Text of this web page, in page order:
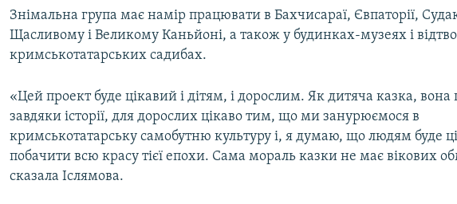
Знімальна група має намір працювати в Бахчисараї, Євпаторії,
Щасливому і Великому Каньйоні, а також у будинках-музеях і
кримськотатарських садибах.
«Цей проект буде цікавий і дітям, і дорослим. Як дитяча казка, вона
завдяки історії, для дорослих цікаво тим, що ми занурюємося в
кримськотатарську самобутню культуру і, я думаю, що людям буде
побачити всю красу тієї епохи. Сама мораль казки не має вікових
сказала Іслямова.